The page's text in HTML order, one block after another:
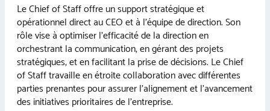
Le Chief of Staff offre un support stratégique et
opérationnel direct au CEO et à l’équipe de direction. Son
rôle vise à optimiser l’efficacité de la direction en
orchestrant la communication, en gérant des projets
stratégiques, et en facilitant la prise de décisions. Le Chief
of Staff travaille en étroite collaboration avec différentes
parties prenantes pour assurer l’alignement et l’avancement
des initiatives prioritaires de l’entreprise.